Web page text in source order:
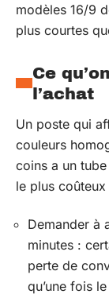
modèles 16/9
plus courtes
Ce
l’achat
Un poste qui
couleurs
coins a un
le plus
Demander à
minutes :
perte de
qu’une fois